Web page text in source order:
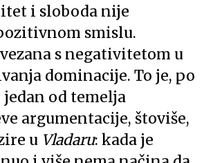
i sloboda nije
smislu.
s negativitetom u
dominacije. To je, po
od temelja
argumentacije, štoviše,
u Vladaru: kada je